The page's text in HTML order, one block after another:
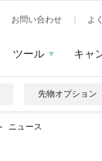
お問い合わせ よ
ツール キャ
先物オプション
ニュース